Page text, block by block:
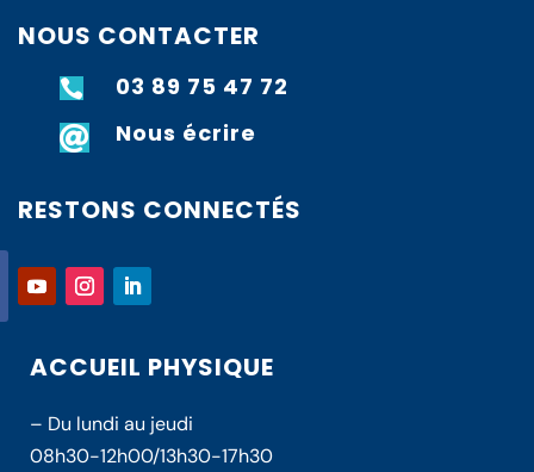
NOUS CONTACTER

03 89 75 47 72

Nous écrire
RESTONS CONNECTÉS
ACCUEIL PHYSIQUE
– Du lundi au jeudi
08h30-12h00/13h30-17h30